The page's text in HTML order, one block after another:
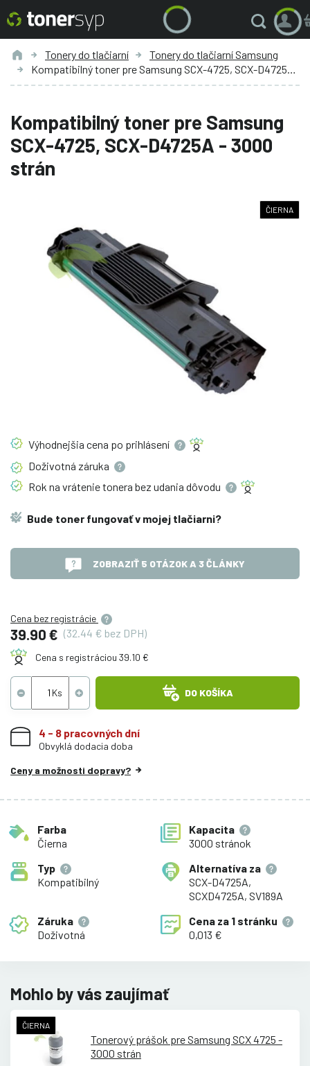
Tonery do tlačiarní
Tonery do tlačiarní Samsung
Kompatibilný toner pre Samsung SCX-4725, SCX-D4725A - 3000 strán
Kompatibilný toner pre Samsung
SCX-4725, SCX-D4725A - 3000
strán
ČIERNA
Výhodnejšia cena po prihlásení
Doživotná záruka
Rok na vrátenie tonera bez udania dôvodu
Bude toner fungovať v mojej tlačiarni?
ZOBRAZIŤ 5 OTÁZOK A 3 ČLÁNKY
Cena bez registrácie
39.90 € (32.44 € bez DPH)
Cena s registráciou 39.10 €
DO KOŠÍKA
4 - 8 pracovných dní
Obvyklá dodacia doba
Ceny a možnosti dopravy?
Farba
Čierna
Kapacita
3000 stránok
Typ
Kompatibilný
Alternatíva za
SCX-D4725A,
SCXD4725A, SV189A
Záruka
Doživotná
Cena za 1 stránku
0,013 €
Mohlo by vás zaujímať
ČIERNA
Tonerový prášok pre Samsung SCX 4725 -
3000 strán